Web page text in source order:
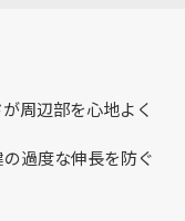
周辺部を心地よく
過度な伸長を防ぐ